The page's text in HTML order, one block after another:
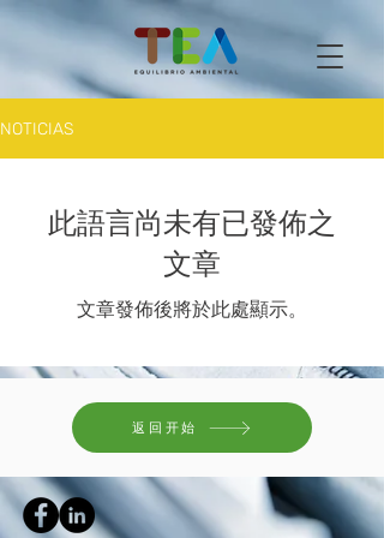
NOTICIAS
此語言尚未有已發佈之
文章
文章發佈後將於此處顯示。
返回开始